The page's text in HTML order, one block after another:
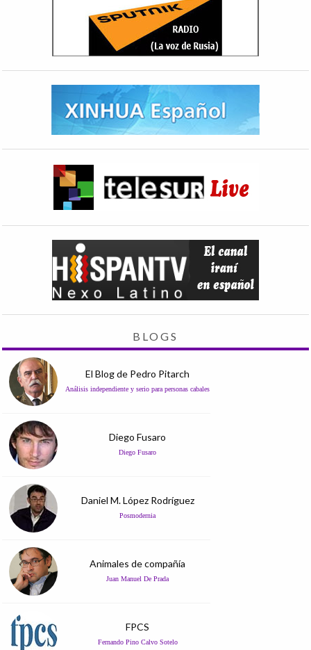
BLOGS
El Blog de Pedro Pitarch
Análisis independiente y serio para personas cabales
Diego Fusaro
Diego Fusaro
Daniel M. López Rodríguez
Posmodernia
Animales de compañía
Juan Manuel De Prada
FPCS
Fernando Pino Calvo Sotelo